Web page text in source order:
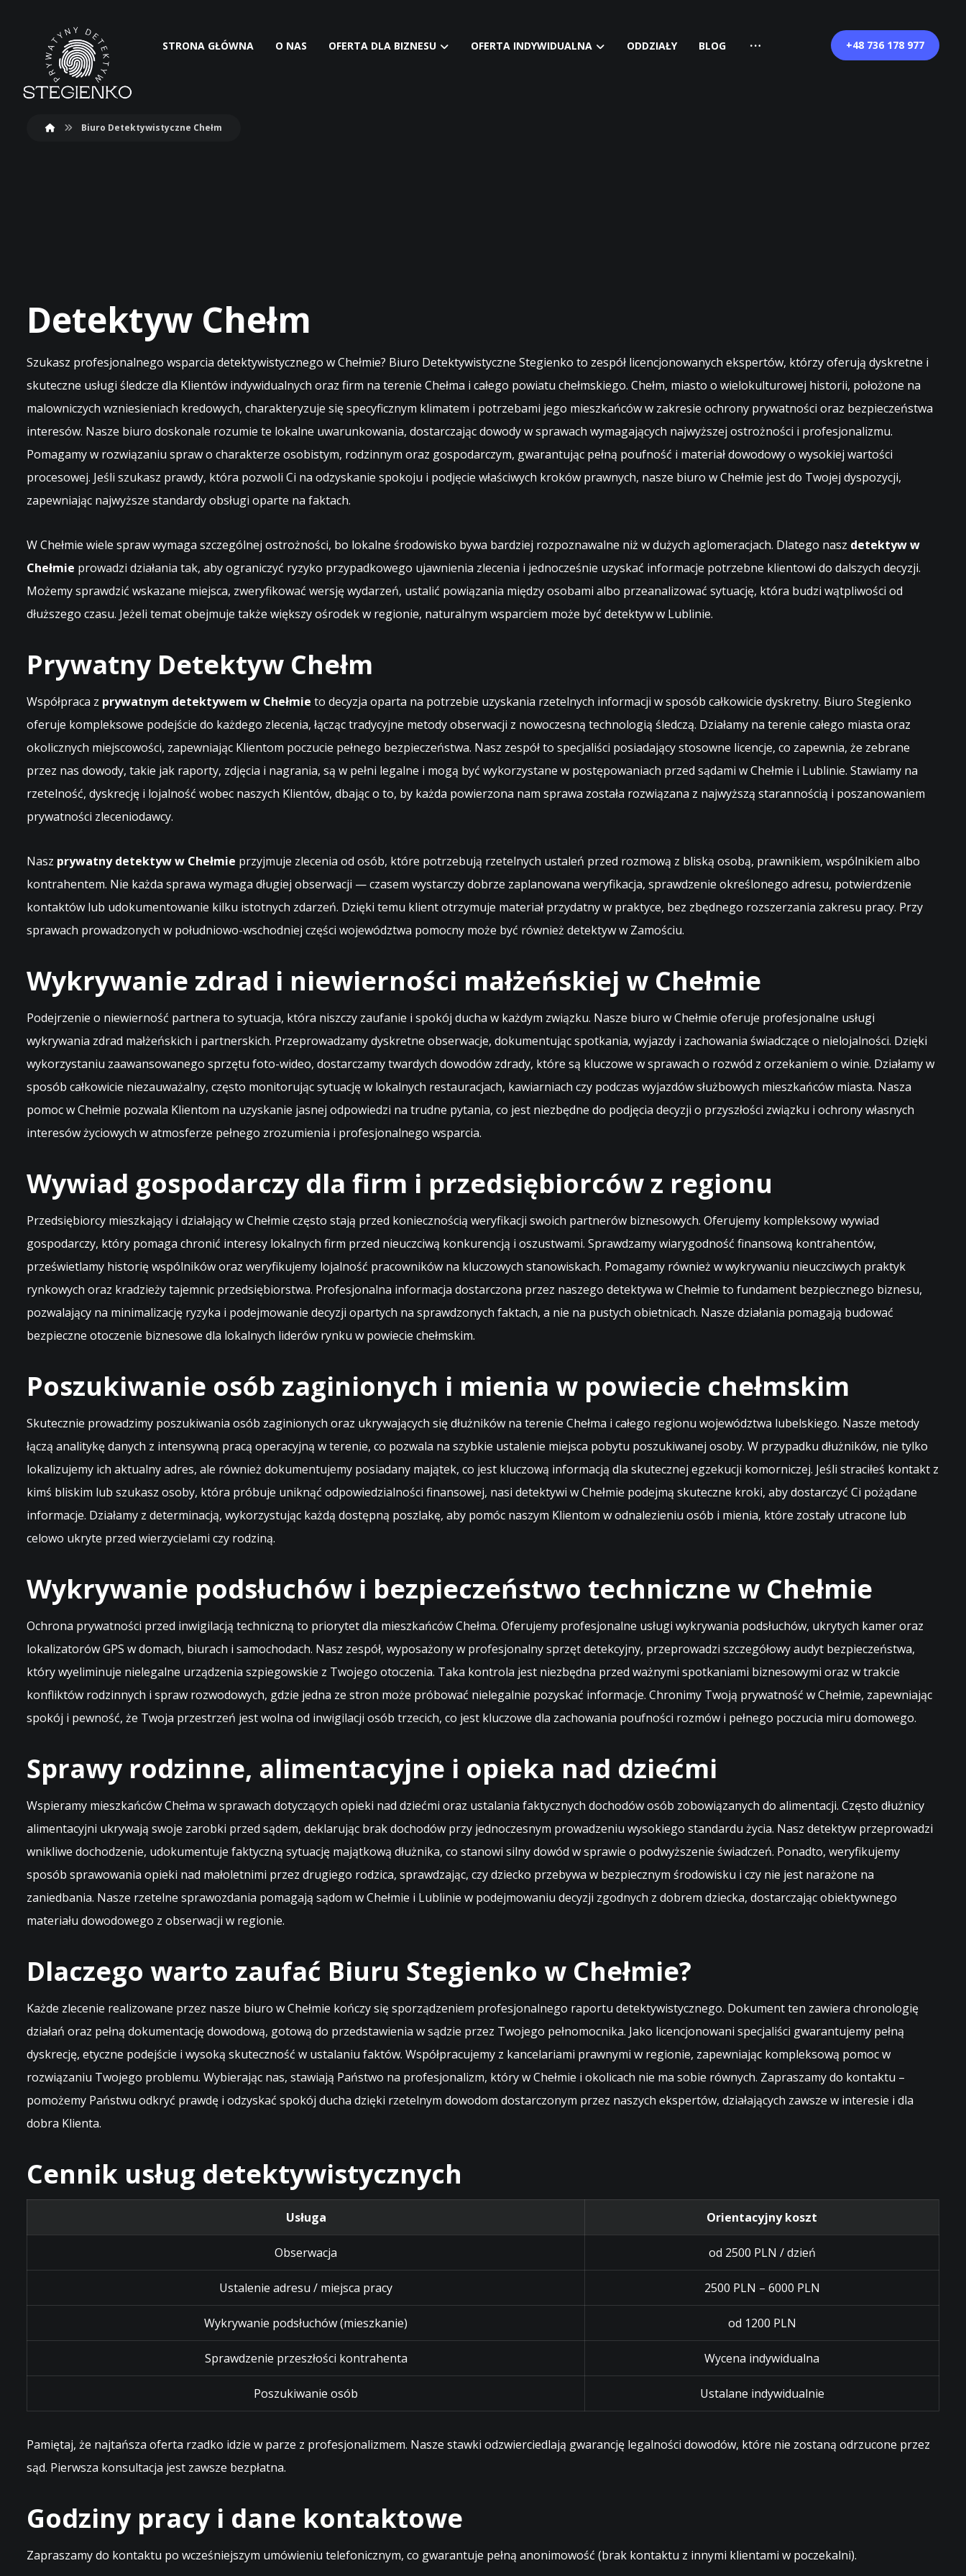
STRONA GŁÓWNA O NAS OFERTA DLA BIZNESU OFERTA INDYWIDUALNA ODDZIAŁY BLOG +48 736 178 977
Biuro Detektywistyczne Chełm
Detektyw Chełm
Szukasz profesjonalnego wsparcia detektywistycznego w Chełmie? Biuro Detektywistyczne Stegienko to zespół licencjonowanych ekspertów, którzy oferują dyskretne i
skuteczne usługi śledcze dla Klientów indywidualnych oraz firm na terenie Chełma i całego powiatu chełmskiego. Chełm, miasto o wielokulturowej historii, położone na
malowniczych wzniesieniach kredowych, charakteryzuje się specyficznym klimatem i potrzebami jego mieszkańców w zakresie ochrony prywatności oraz bezpieczeństwa
interesów. Nasze biuro doskonale rozumie te lokalne uwarunkowania, dostarczając dowody w sprawach wymagających najwyższej ostrożności i profesjonalizmu.
Pomagamy w rozwiązaniu spraw o charakterze osobistym, rodzinnym oraz gospodarczym, gwarantując pełną poufność i materiał dowodowy o wysokiej wartości
procesowej. Jeśli szukasz prawdy, która pozwoli Ci na odzyskanie spokoju i podjęcie właściwych kroków prawnych, nasze biuro w Chełmie jest do Twojej dyspozycji,
zapewniając najwyższe standardy obsługi oparte na faktach.
W Chełmie wiele spraw wymaga szczególnej ostrożności, bo lokalne środowisko bywa bardziej rozpoznawalne niż w dużych aglomeracjach. Dlatego nasz detektyw w
Chełmie prowadzi działania tak, aby ograniczyć ryzyko przypadkowego ujawnienia zlecenia i jednocześnie uzyskać informacje potrzebne klientowi do dalszych decyzji.
Możemy sprawdzić wskazane miejsca, zweryfikować wersję wydarzeń, ustalić powiązania między osobami albo przeanalizować sytuację, która budzi wątpliwości od
dłuższego czasu. Jeżeli temat obejmuje także większy ośrodek w regionie, naturalnym wsparciem może być detektyw w Lublinie.
Prywatny Detektyw Chełm
Współpraca z prywatnym detektywem w Chełmie to decyzja oparta na potrzebie uzyskania rzetelnych informacji w sposób całkowicie dyskretny. Biuro Stegienko
oferuje kompleksowe podejście do każdego zlecenia, łącząc tradycyjne metody obserwacji z nowoczesną technologią śledczą. Działamy na terenie całego miasta oraz
okolicznych miejscowości, zapewniając Klientom poczucie pełnego bezpieczeństwa. Nasz zespół to specjaliści posiadający stosowne licencje, co zapewnia, że zebrane
przez nas dowody, takie jak raporty, zdjęcia i nagrania, są w pełni legalne i mogą być wykorzystane w postępowaniach przed sądami w Chełmie i Lublinie. Stawiamy na
rzetelność, dyskrecję i lojalność wobec naszych Klientów, dbając o to, by każda powierzona nam sprawa została rozwiązana z najwyższą starannością i poszanowaniem
prywatności zleceniodawcy.
Nasz prywatny detektyw w Chełmie przyjmuje zlecenia od osób, które potrzebują rzetelnych ustaleń przed rozmową z bliską osobą, prawnikiem, wspólnikiem albo
kontrahentem. Nie każda sprawa wymaga długiej obserwacji — czasem wystarczy dobrze zaplanowana weryfikacja, sprawdzenie określonego adresu, potwierdzenie
kontaktów lub udokumentowanie kilku istotnych zdarzeń. Dzięki temu klient otrzymuje materiał przydatny w praktyce, bez zbędnego rozszerzania zakresu pracy. Przy
sprawach prowadzonych w południowo-wschodniej części województwa pomocny może być również detektyw w Zamościu.
Wykrywanie zdrad i niewierności małżeńskiej w Chełmie
Podejrzenie o niewierność partnera to sytuacja, która niszczy zaufanie i spokój ducha w każdym związku. Nasze biuro w Chełmie oferuje profesjonalne usługi
wykrywania zdrad małżeńskich i partnerskich. Przeprowadzamy dyskretne obserwacje, dokumentując spotkania, wyjazdy i zachowania świadczące o nielojalności. Dzięki
wykorzystaniu zaawansowanego sprzętu foto-wideo, dostarczamy twardych dowodów zdrady, które są kluczowe w sprawach o rozwód z orzekaniem o winie. Działamy w
sposób całkowicie niezauważalny, często monitorując sytuację w lokalnych restauracjach, kawiarniach czy podczas wyjazdów służbowych mieszkańców miasta. Nasza
pomoc w Chełmie pozwala Klientom na uzyskanie jasnej odpowiedzi na trudne pytania, co jest niezbędne do podjęcia decyzji o przyszłości związku i ochrony własnych
interesów życiowych w atmosferze pełnego zrozumienia i profesjonalnego wsparcia.
Wywiad gospodarczy dla firm i przedsiębiorców z regionu
Przedsiębiorcy mieszkający i działający w Chełmie często stają przed koniecznością weryfikacji swoich partnerów biznesowych. Oferujemy kompleksowy wywiad
gospodarczy, który pomaga chronić interesy lokalnych firm przed nieuczciwą konkurencją i oszustwami. Sprawdzamy wiarygodność finansową kontrahentów,
prześwietlamy historię wspólników oraz weryfikujemy lojalność pracowników na kluczowych stanowiskach. Pomagamy również w wykrywaniu nieuczciwych praktyk
rynkowych oraz kradzieży tajemnic przedsiębiorstwa. Profesjonalna informacja dostarczona przez naszego detektywa w Chełmie to fundament bezpiecznego biznesu,
pozwalający na minimalizację ryzyka i podejmowanie decyzji opartych na sprawdzonych faktach, a nie na pustych obietnicach. Nasze działania pomagają budować
bezpieczne otoczenie biznesowe dla lokalnych liderów rynku w powiecie chełmskim.
Poszukiwanie osób zaginionych i mienia w powiecie chełmskim
Skutecznie prowadzimy poszukiwania osób zaginionych oraz ukrywających się dłużników na terenie Chełma i całego regionu województwa lubelskiego. Nasze metody
łączą analitykę danych z intensywną pracą operacyjną w terenie, co pozwala na szybkie ustalenie miejsca pobytu poszukiwanej osoby. W przypadku dłużników, nie tylko
lokalizujemy ich aktualny adres, ale również dokumentujemy posiadany majątek, co jest kluczową informacją dla skutecznej egzekucji komorniczej. Jeśli straciłeś kontakt z
kimś bliskim lub szukasz osoby, która próbuje uniknąć odpowiedzialności finansowej, nasi detektywi w Chełmie podejmą skuteczne kroki, aby dostarczyć Ci pożądane
informacje. Działamy z determinacją, wykorzystując każdą dostępną poszlakę, aby pomóc naszym Klientom w odnalezieniu osób i mienia, które zostały utracone lub
celowo ukryte przed wierzycielami czy rodziną.
Wykrywanie podsłuchów i bezpieczeństwo techniczne w Chełmie
Ochrona prywatności przed inwigilacją techniczną to priorytet dla mieszkańców Chełma. Oferujemy profesjonalne usługi wykrywania podsłuchów, ukrytych kamer oraz
lokalizatorów GPS w domach, biurach i samochodach. Nasz zespół, wyposażony w profesjonalny sprzęt detekcyjny, przeprowadzi szczegółowy audyt bezpieczeństwa,
który wyeliminuje nielegalne urządzenia szpiegowskie z Twojego otoczenia. Taka kontrola jest niezbędna przed ważnymi spotkaniami biznesowymi oraz w trakcie
konfliktów rodzinnych i spraw rozwodowych, gdzie jedna ze stron może próbować nielegalnie pozyskać informacje. Chronimy Twoją prywatność w Chełmie, zapewniając
spokój i pewność, że Twoja przestrzeń jest wolna od inwigilacji osób trzecich, co jest kluczowe dla zachowania poufności rozmów i pełnego poczucia miru domowego.
Sprawy rodzinne, alimentacyjne i opieka nad dziećmi
Wspieramy mieszkańców Chełma w sprawach dotyczących opieki nad dziećmi oraz ustalania faktycznych dochodów osób zobowiązanych do alimentacji. Często dłużnicy
alimentacyjni ukrywają swoje zarobki przed sądem, deklarując brak dochodów przy jednoczesnym prowadzeniu wysokiego standardu życia. Nasz detektyw przeprowadzi
wnikliwe dochodzenie, udokumentuje faktyczną sytuację majątkową dłużnika, co stanowi silny dowód w sprawie o podwyższenie świadczeń. Ponadto, weryfikujemy
sposób sprawowania opieki nad małoletnimi przez drugiego rodzica, sprawdzając, czy dziecko przebywa w bezpiecznym środowisku i czy nie jest narażone na
zaniedbania. Nasze rzetelne sprawozdania pomagają sądom w Chełmie i Lublinie w podejmowaniu decyzji zgodnych z dobrem dziecka, dostarczając obiektywnego
materiału dowodowego z obserwacji w regionie.
Dlaczego warto zaufać Biuru Stegienko w Chełmie?
Każde zlecenie realizowane przez nasze biuro w Chełmie kończy się sporządzeniem profesjonalnego raportu detektywistycznego. Dokument ten zawiera chronologię
działań oraz pełną dokumentację dowodową, gotową do przedstawienia w sądzie przez Twojego pełnomocnika. Jako licencjonowani specjaliści gwarantujemy pełną
dyskrecję, etyczne podejście i wysoką skuteczność w ustalaniu faktów. Współpracujemy z kancelariami prawnymi w regionie, zapewniając kompleksową pomoc w
rozwiązaniu Twojego problemu. Wybierając nas, stawiają Państwo na profesjonalizm, który w Chełmie i okolicach nie ma sobie równych. Zapraszamy do kontaktu –
pomożemy Państwu odkryć prawdę i odzyskać spokój ducha dzięki rzetelnym dowodom dostarczonym przez naszych ekspertów, działających zawsze w interesie i dla
dobra Klienta.
Cennik usług detektywistycznych
Usługa Orientacyjny koszt
Obserwacja od 2500 PLN / dzień
Ustalenie adresu / miejsca pracy 2500 PLN – 6000 PLN
Wykrywanie podsłuchów (mieszkanie) od 1200 PLN
Sprawdzenie przeszłości kontrahenta Wycena indywidualna
Poszukiwanie osób Ustalane indywidualnie
Pamiętaj, że najtańsza oferta rzadko idzie w parze z profesjonalizmem. Nasze stawki odzwierciedlają gwarancję legalności dowodów, które nie zostaną odrzucone przez
sąd. Pierwsza konsultacja jest zawsze bezpłatna.
Godziny pracy i dane kontaktowe
Zapraszamy do kontaktu po wcześniejszym umówieniu telefonicznym, co gwarantuje pełną anonimowość (brak kontaktu z innymi klientami w poczekalni).